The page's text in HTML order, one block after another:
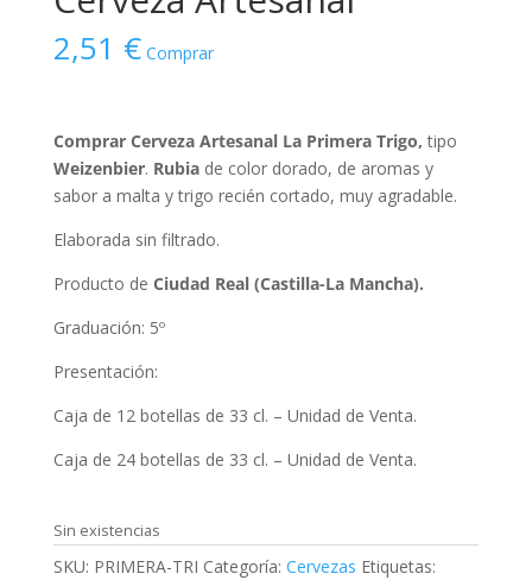
2,51 € Comprar
Comprar Cerveza Artesanal La Primera Trigo, tipo
Weizenbier. Rubiade color dorado, de aromas y
sabor a malta y trigo recién cortado, muy agradable.
Elaborada sin filtrado.
Producto de Ciudad Real (Castilla-La Mancha).
Graduación: 5º
Presentación:
Caja de 12 botellas de 33 cl. – Unidad de Venta.
Caja de 24 botellas de 33 cl. – Unidad de Venta.
Sin existencias
SKU: PRIMERA-TRI Categoría: Cervezas Etiquetas: